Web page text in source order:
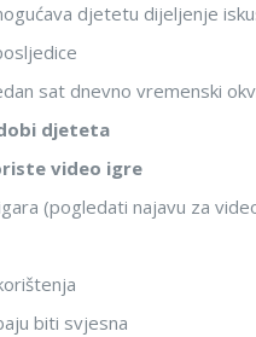
djetetu dijeljenje
sat dnevno vremenski
djeteta
video igre
(pogledati najavu za
biti svjesna